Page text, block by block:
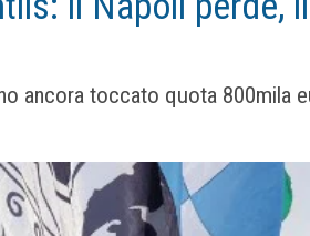
ancora toccato quota 800mila